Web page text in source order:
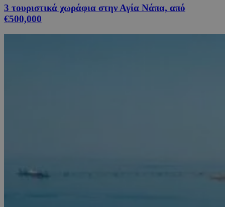
3 τουριστικά χωράφια στην Αγία Νάπα, από
€500,000